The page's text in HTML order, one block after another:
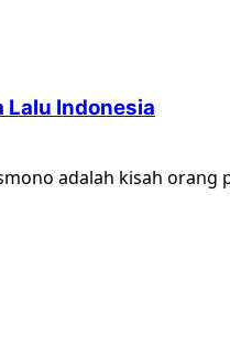
Lalu Indonesia
adalah kisah